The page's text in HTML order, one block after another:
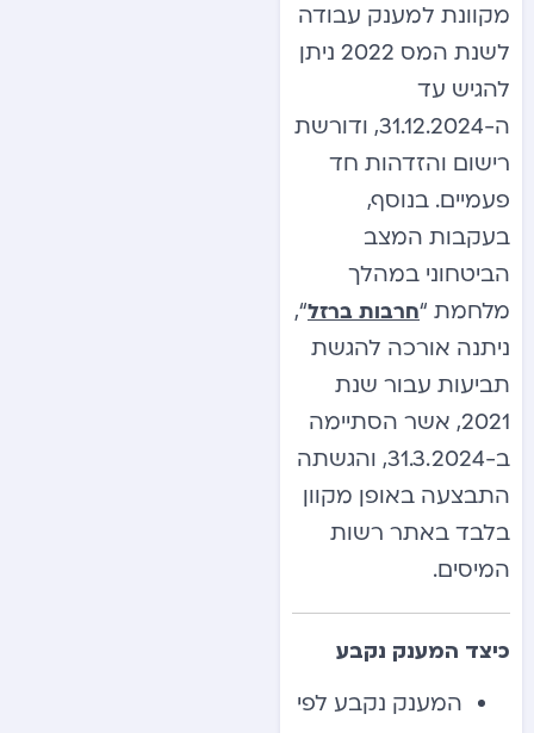
מקוונת למענק עבודה
לשנת המס 2022 ניתן
להגיש עד
ה-31.12.2024, ודורשת
רישום והזדהות חד
פעמיים. בנוסף,
בעקבות המצב
הביטחוני במהלך
מלחמת “חרבות ברזל“,
ניתנה אורכה להגשת
תביעות עבור שנת
2021, אשר הסתיימה
ב-31.3.2024, והגשתה
התבצעה באופן מקוון
בלבד באתר רשות
המיסים.
כיצד המענק נקבע
המענק נקבע לפי